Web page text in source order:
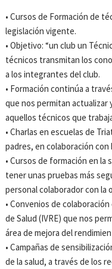
• Cursos de Formación de
legislación vigente.
• Objetivo: “un club un
técnicos transmitan los
a los integrantes del club.
• Formación continúa a
que nos permitan
aquellos técnicos que
• Charlas en escuelas de
padres, en colaboración
• Cursos de formación en la
tener unas pruebas más
personal colaborador con la
• Convenios de
de Salud (IVRE) que nos
área de mejora del
• Campañas de
de la salud, a través de los